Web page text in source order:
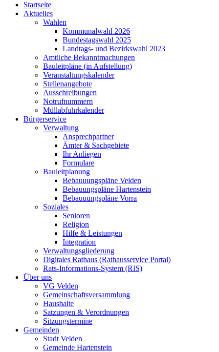
Startseite
Aktuelles
Wahlen
Kommunalwahl 2026
Bundestagswahl 2025
Landtags- und Bezirkswahl 2023
Amtliche Bekanntmachungen
Bauleitpläne (in Aufstellung)
Veranstaltungskalender
Stellenangebote
Ausschreibungen
Notrufnummern
Müllabfuhrkalender
Bürgerservice
Verwaltung
Ansprechpartner
Ämter & Sachgebiete
Ihr Anliegen
Formulare
Bauleitplanung
Bebauuungspläne Velden
Bebauungspläne Hartenstein
Bebauuungspläne Vorra
Soziales
Senioren
Religion
Hilfe & Leistungen
Integration
Verwaltungsgliederung
Digitales Rathaus (Rathausservice Portal)
Rats-Informations-System (RIS)
Über uns
VG Velden
Gemeinschaftsversammlung
Haushalte
Satzungen & Verordnungen
Sitzungstermine
Gemeinden
Stadt Velden
Gemeinde Hartenstein